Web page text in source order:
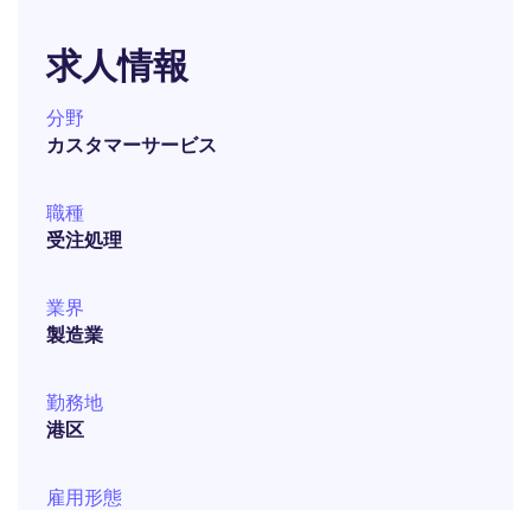
求人情報
分野
カスタマーサービス
職種
受注処理
業界
製造業
勤務地
港区
雇用形態